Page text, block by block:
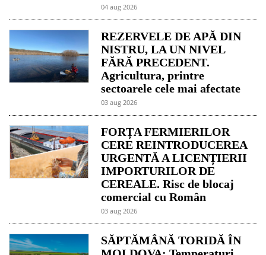
04 aug 2026
REZERVELE DE APĂ DIN
NISTRU, LA UN NIVEL
FĂRĂ PRECEDENT.
Agricultura, printre
sectoarele cele mai afectate
03 aug 2026
FORȚA FERMIERILOR
CERE REINTRODUCEREA
URGENTĂ A LICENȚIERII
IMPORTURILOR DE
CEREALE. Risc de blocaj
comercial cu Român
03 aug 2026
SĂPTĂMÂNĂ TORIDĂ ÎN